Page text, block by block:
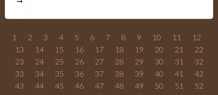
1 2 3 4 5 6 7 8 9 10 11
12
13
14 15 16 17 18 19 20 21
22
23
24 25 26 27 28 29 30 31
32
33
34 35 36 37 38 39 40 41
42
43
44 45 46 47 48 49 50 51
52